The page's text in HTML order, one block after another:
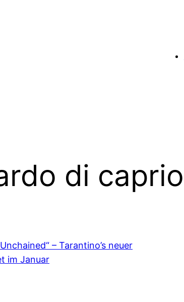
di caprio